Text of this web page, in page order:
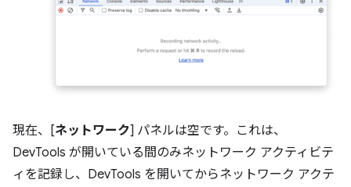
現在、[ネットワーク] パネルは空です。これは、
DevTools が開いている間のみネットワーク アクティビテ
ィを記録し、DevTools を開いてからネットワーク アクテ